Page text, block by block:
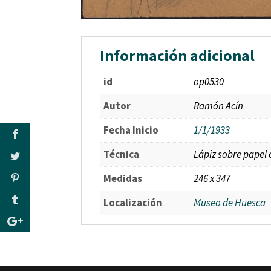
Información adicional
id
op0530
Autor
Ramón Acín
Fecha Inicio
1/1/1933
Técnica
Lápiz sobre papel
Medidas
246 x 347
Localización
Museo de Huesca